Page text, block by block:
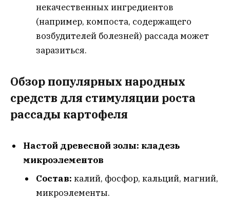
некачественных ингредиентов
(например, компоста, содержащего
возбудителей болезней) рассада может
заразиться.
Обзор популярных народных
средств для стимуляции роста
рассады картофеля
Настой древесной золы: кладезь
микроэлементов
Состав: калий, фосфор, кальций, магний,
микроэлементы.